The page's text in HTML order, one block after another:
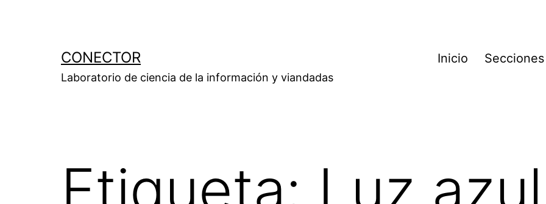
CONECTOR
Laboratorio de ciencia de la información y viandadas
Inicio Secciones
Etiqueta: Luz azul